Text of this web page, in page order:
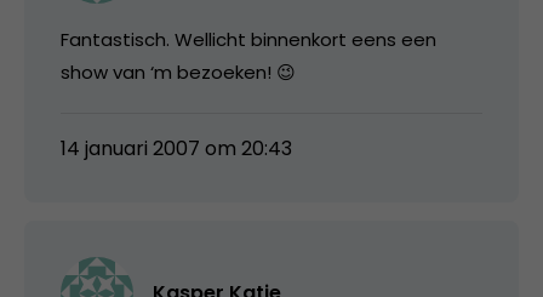
Fantastisch. Wellicht binnenkort eens een
show van ‘m bezoeken! 😉
14 januari 2007 om 20:43